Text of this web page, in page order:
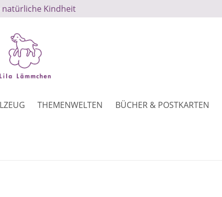
natürliche Kindheit
THEMENWELTEN BÜCHER & POSTKARTEN